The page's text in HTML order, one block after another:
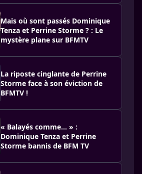
Mais où sont passés Dominique
Tenza et Perrine Storme ? : Le
mystère plane sur BFMTV
La riposte cinglante de Perrine
Storme face à son éviction de
BFMTV !
« Balayés comme... » :
Dominique Tenza et Perrine
Storme bannis de BFM TV